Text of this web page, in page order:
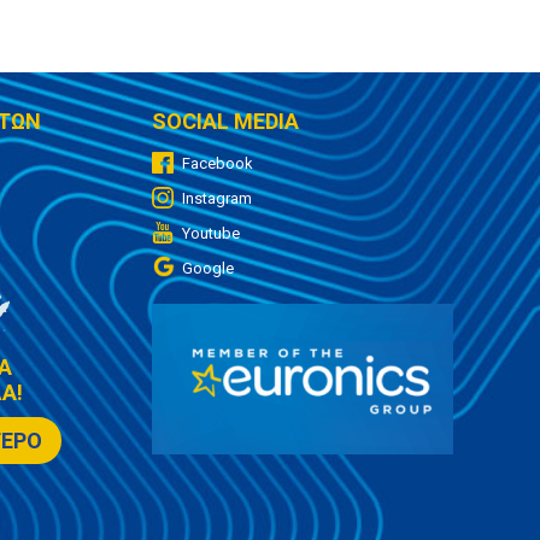
SOCIAL MEDIA
Facebook
Instagram
Youtube
Google